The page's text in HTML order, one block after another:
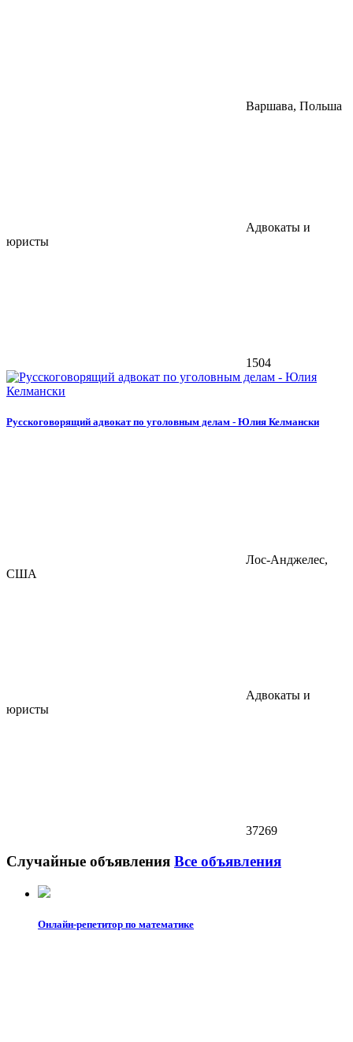
Варшава, Польша
Адвокаты и
юристы
1504
Русскоговорящий адвокат по уголовным делам - Юлия Келмански
Лос-Анджелес,
США
Адвокаты и
юристы
37269
Случайные объявления Все объявления
Онлайн-репетитор по математике